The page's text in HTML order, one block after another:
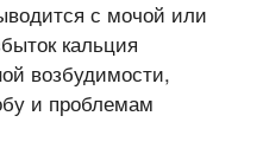
с мочой или
кальция
возбудимости,
и проблемам